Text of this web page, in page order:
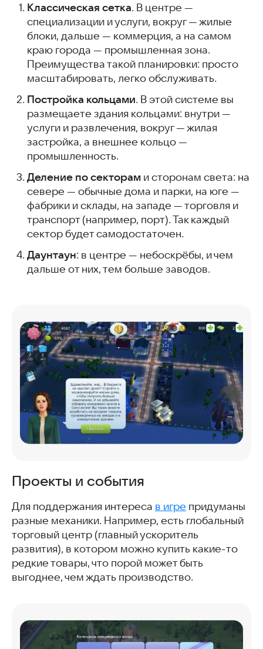
Классическая сетка. В центре —
специализации и услуги, вокруг — жилые
блоки, дальше — коммерция, а на самом
краю города — промышленная зона.
Преимущества такой планировки: просто
масштабировать, легко обслуживать.
Постройка кольцами. В этой системе вы
размещаете здания кольцами: внутри —
услуги и развлечения, вокруг — жилая
застройка, а внешнее кольцо —
промышленность.
Деление по секторам и сторонам света: на
севере — обычные дома и парки, на юге —
фабрики и склады, на западе — торговля и
транспорт (например, порт). Так каждый
сектор будет самодостаточен.
Даунтаун: в центре — небоскрёбы, и чем
дальше от них, тем больше заводов.
Проекты и события
Для поддержания интереса в игре придуманы
разные механики. Например, есть глобальный
торговый центр (главный ускоритель
развития), в котором можно купить какие-то
редкие товары, что порой может быть
выгоднее, чем ждать производство.